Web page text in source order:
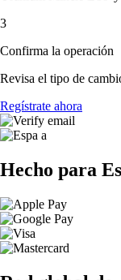
3
Confirma la operación
Revisa el tipo de
Regístrate ahora
Hecho para